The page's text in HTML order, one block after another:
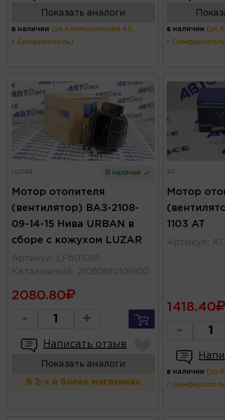
Показать аналоги
в наличии (ул.Коммунальная 43,
г.Симферополь)
в наличии
LUZAR В наличии
Мотор отопителя
(вентилятор) ВАЗ-2108-
09-14-15 Нива URBAN в
сборе с кожухом LUZAR
Артикул :
LFh01081
Каталожный : 21080810109100
2080.80
- +
Написать отзыв
Показать аналоги
В 2-х и более магазинах
AT
Мотор
1103 AT
Артикул :
1418.40
-
в наличии